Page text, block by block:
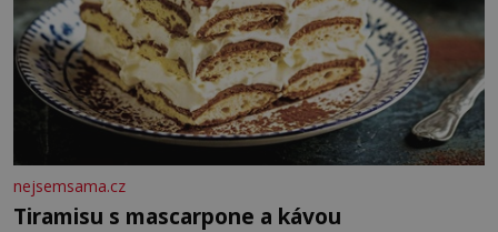
nejsemsama.cz
Tiramisu s mascarpone a kávou